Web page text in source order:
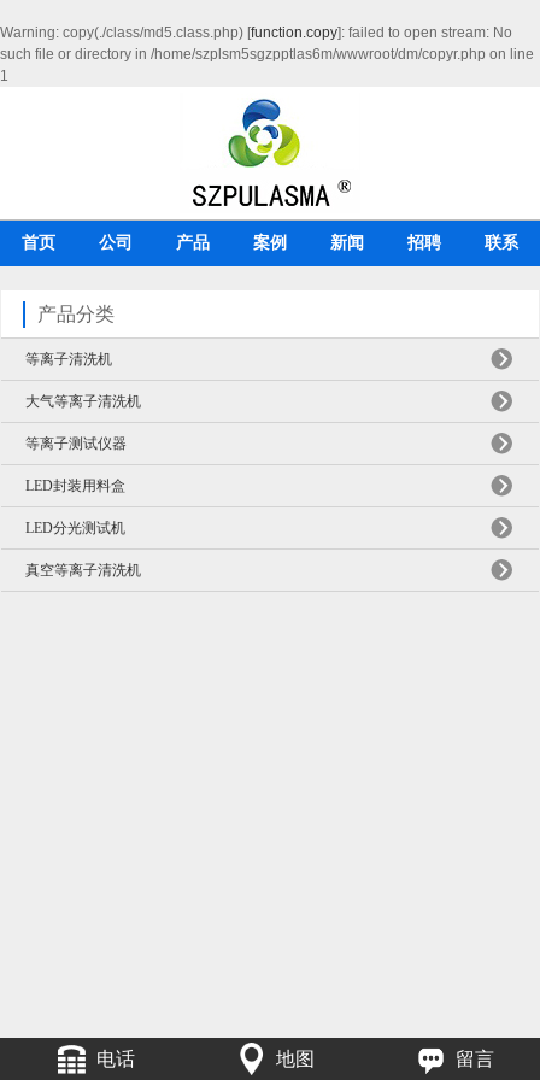
Warning: copy(./class/md5.class.php) [function.copy]: failed to open stream: No
such file or directory in /home/szplsm5sgzpptlas6m/wwwroot/dm/copyr.php on line
1
首页 公司 产品 案例 新闻 招聘 联系
产品分类
等离子清洗机
大气等离子清洗机
等离子测试仪器
LED封装用料盒
LED分光测试机
真空等离子清洗机
电话 地图 留言